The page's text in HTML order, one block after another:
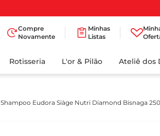
Compre
Novamente
Minhas
Listas
Rotisseria L'or & Pilão Ateliê dos
Shampoo Eudora Siàge Nutri Diamond Bisnaga
BUSCADOS